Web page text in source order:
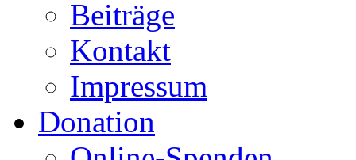
Beiträge
Kontakt
Impressum
Donation